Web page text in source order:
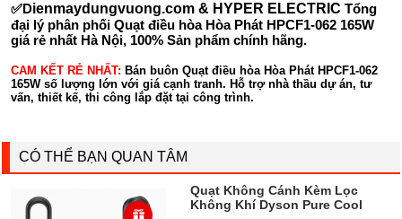
✅Dienmaydungvuong.com & HYPER ELECTRIC Tổng
đại lý phân phối Quạt điều hòa Hòa Phát HPCF1-062 165W
giá rẻ nhất Hà Nội, 100% Sản phẩm chính hãng.
CAM KẾT RẺ NHẤT: Bán buôn Quạt điều hòa Hòa Phát HPCF1-062
165W số lượng lớn với giá cạnh tranh. Hỗ trợ nhà thầu dự án, tư
vấn, thiết kế, thi công lắp đặt tại công trình.
CÓ THỂ BẠN QUAN TÂM
Quạt Không Cánh Kèm Lọc
Không Khí Dyson Pure Cool